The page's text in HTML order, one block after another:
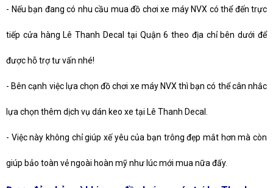
- Nếu bạn đang có nhu cầu mua đồ chơi xe máy NVX có thể đến trực
tiếp cửa hàng Lê Thanh Decal tại Quận 6 theo địa chỉ bên dưới để
được hỗ trợ tư vấn nhé!
- Bên cạnh việc lựa chọn đồ chơi xe máy NVX thì bạn có thể cân nhắc
lựa chọn thêm dịch vụ dán keo xe tại Lê Thanh Decal.
- Việc này không chỉ giúp xế yêu của bạn trông đẹp mắt hơn mà còn
giúp bảo toàn vẻ ngoài hoàn mỹ như lúc mới mua nữa đấy.